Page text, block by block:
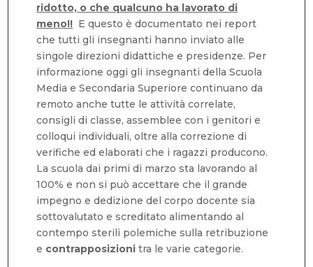
ridotto, o che qualcuno ha lavorato di
meno!! E questo è documentato nei report
che tutti gli insegnanti hanno inviato alle
singole direzioni didattiche e presidenze. Per
informazione oggi gli insegnanti della Scuola
Media e Secondaria Superiore continuano da
remoto anche tutte le attività correlate,
consigli di classe, assemblee con i genitori e
colloqui individuali, oltre alla correzione di
verifiche ed elaborati che i ragazzi producono.
La scuola dai primi di marzo sta lavorando al
100% e non si può accettare che il grande
impegno e dedizione del corpo docente sia
sottovalutato e screditato alimentando al
contempo sterili polemiche sulla retribuzione
e contrapposizioni tra le varie categorie.